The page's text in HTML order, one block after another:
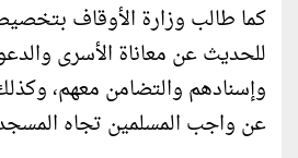
كما طالب وزارة الأوقاف
للحديث عن معاناة الأسرى
وإسنادهم والتضامن معهم،
عن واجب المسلمين تجاه